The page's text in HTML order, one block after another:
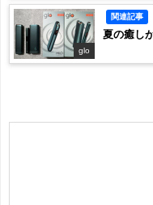
glo
関連記事
夏の癒し